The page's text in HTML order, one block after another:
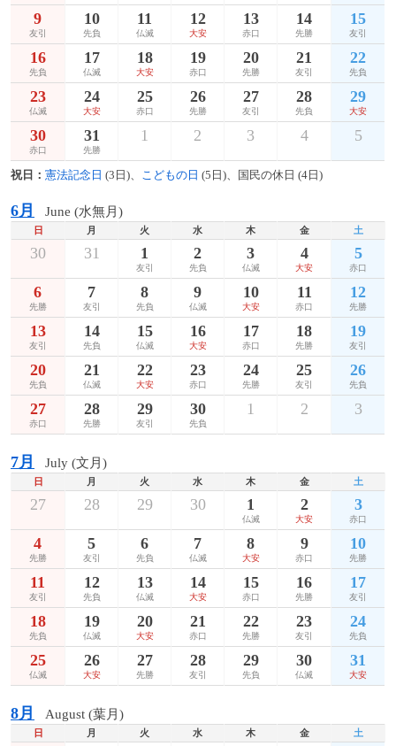
9
友引
10
先負
11
仏滅
12
大安
13
赤口
14
先勝
15
友引
16
先負
17
仏滅
18
大安
19
赤口
20
先勝
21
友引
22
先負
23
仏滅
24
大安
25
赤口
26
先勝
27
友引
28
先負
29
大安
30
赤口
31
先勝
1 2 3 4 5
祝日： 憲法記念日 (3日)、 こどもの日 (5日)、国民の休日 (4日)
6月 June (水無月)
日 月 火 水 木 金 土
30 31 1
友引
2
先負
3
仏滅
4
大安
5
赤口
6
先勝
7
友引
8
先負
9
仏滅
10
大安
11
赤口
12
先勝
13
友引
14
先負
15
仏滅
16
大安
17
赤口
18
先勝
19
友引
20
先負
21
仏滅
22
大安
23
赤口
24
先勝
25
友引
26
先負
27
赤口
28
先勝
29
友引
30
先負
1 2 3
7月 July (文月)
日 月 火 水 木 金 土
27 28 29 30 1
仏滅
2
大安
3
赤口
4
先勝
5
友引
6
先負
7
仏滅
8
大安
9
赤口
10
先勝
11
友引
12
先負
13
仏滅
14
大安
15
赤口
16
先勝
17
友引
18
先負
19
仏滅
20
大安
21
赤口
22
先勝
23
友引
24
先負
25
仏滅
26
大安
27
先勝
28
友引
29
先負
30
仏滅
31
大安
8月 August (葉月)
日 月 火 水 木 金 土